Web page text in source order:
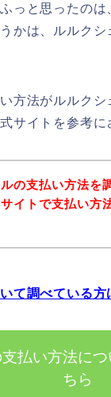
っと思ったの
かは、ルルク
方法がルルク
サイトを参考に
の支払い方法を
イトで支払い方
て調べている方
払い方法に
ちら